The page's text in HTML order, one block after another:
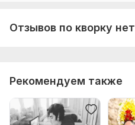
Отзывов по кворку нет
Рекомендуем также